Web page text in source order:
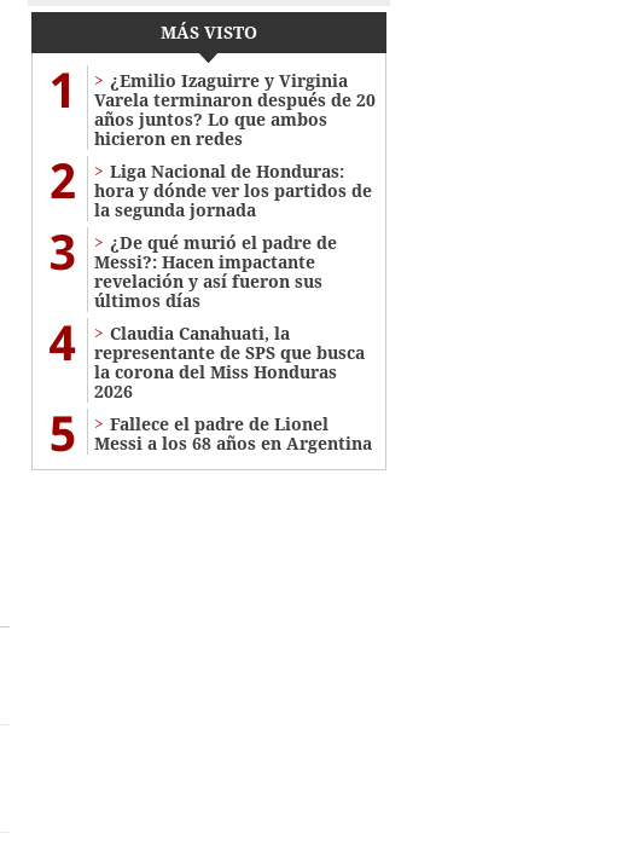
MÁS VISTO
1
¿Emilio Izaguirre y Virginia
Varela terminaron después de 20
años juntos? Lo que ambos
hicieron en redes
2
Liga Nacional de Honduras:
hora y dónde ver los partidos de
la segunda jornada
3
¿De qué murió el padre de
Messi?: Hacen impactante
revelación y así fueron sus
últimos días
4
Claudia Canahuati, la
representante de SPS que busca
la corona del Miss Honduras
2026
5
Fallece el padre de Lionel
Messi a los 68 años en Argentina